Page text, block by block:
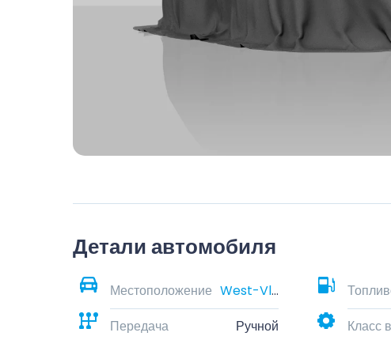
Детали автомобиля
Местоположение West-Vlaanderen, België
Передача
Ручной Класс